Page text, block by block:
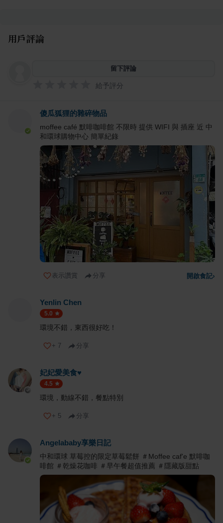
用戶評論
留下評論
給予評分
傻瓜狐狸的雜碎物品
moffee café 默啡咖啡館 不限時 提供 WIFI 與 插座 近 中
和環球購物中心 簡單紀錄
表示讚賞 分享 開啟食記›
Yenlin Chen
5.0
環境不錯，東西很好吃！
+ 7 分享
妃妃愛美食♥️
4.5
環境，動線不錯，餐點特別
+ 5 分享
Angelababy享樂日記
中和環球 草莓控的限定草莓鬆餅 ＃Moffee caf'e 默啡咖
啡館 ＃乾燥花咖啡 ＃早午餐超值推薦 ＃隱藏版甜點